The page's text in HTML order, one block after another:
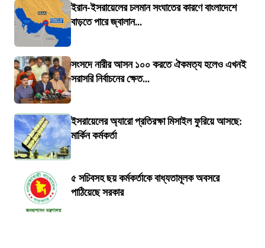
ইরান-ইসরায়েলের চলমান সংঘাতের কারণে বাংলাদেশে
বাড়তে পারে জ্বালান...
সংসদে নারীর আসন ১০০ করতে ঐকমত্য হলেও এখনই
সরাসরি নির্বাচনের ক্ষেত...
ইসরায়েলের অ্যারো প্রতিরক্ষা মিসাইল ফুরিয়ে আসছে:
মার্কিন কর্মকর্তা
৫ সচিবসহ ছয় কর্মকর্তাকে বাধ্যতামূলক অবসরে
পাঠিয়েছে সরকার